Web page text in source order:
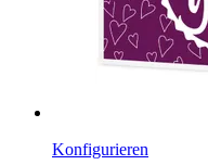
Konfigurieren